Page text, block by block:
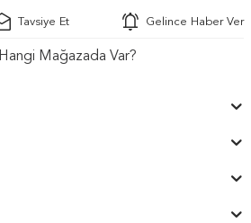
Tavsiye Et Gelince Haber Ver
Hangi Mağazada Var?